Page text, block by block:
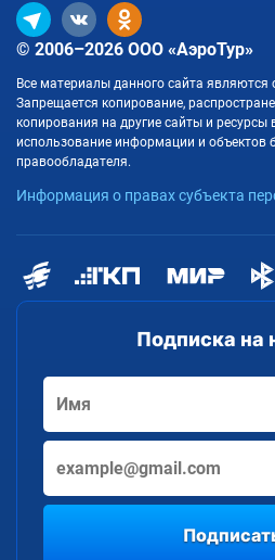
Подписка на
© 2006–2026 ООО «АэроТур»
Все материалы данного сайта являются
Запрещается копирование,
копирования на другие сайты и
использование информации и объектов
правообладателя.
Информация о правах субъекта